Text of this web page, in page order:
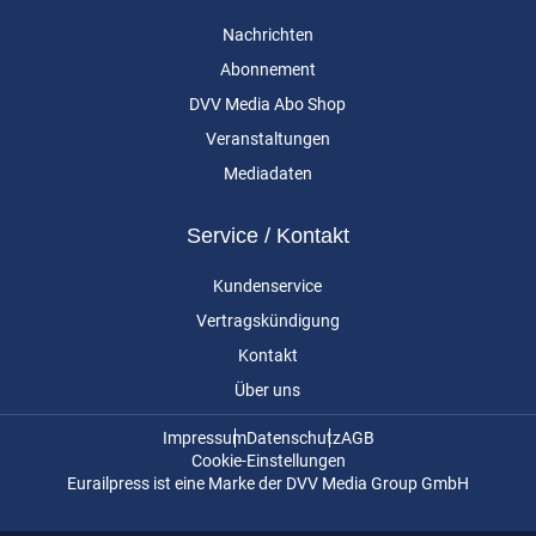
Nachrichten
Abonnement
DVV Media Abo Shop
Veranstaltungen
Mediadaten
Service / Kontakt
Kundenservice
Vertragskündigung
Kontakt
Über uns
ImpressumDatenschutzAGB
Cookie-Einstellungen
Eurailpress ist eine Marke der DVV Media Group GmbH